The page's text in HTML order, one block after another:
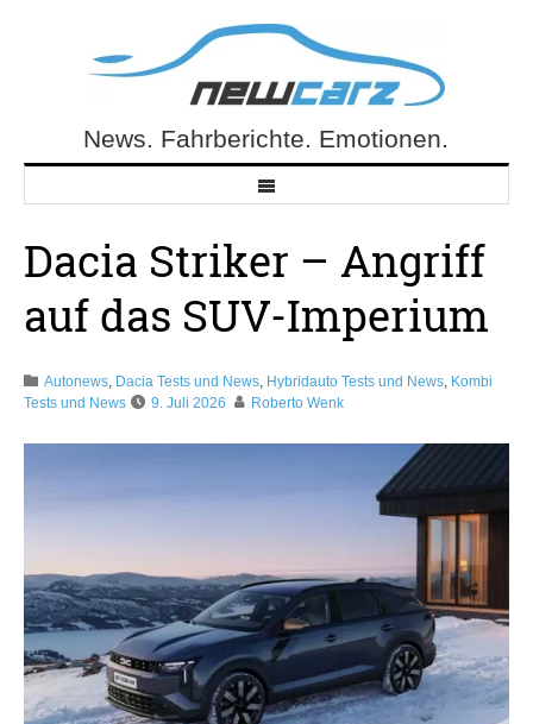
NewCarz.deNews. Fahrberichte. Emotionen.
Dacia Striker – Angriff
auf das SUV-Imperium
Autonews, Dacia Tests und News, Hybridauto Tests und News, Kombi
Tests und News
9. Juli 2026 Roberto Wenk